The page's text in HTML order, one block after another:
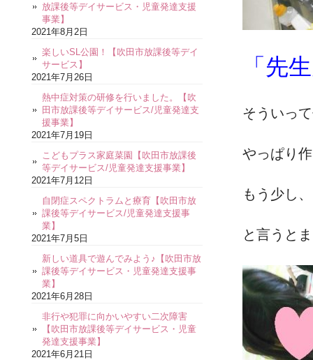
「先
そういっ
やっぱり
もう少し
と言うと
放課後等デイサービス・児童発達支援
事業】
2021年8月2日
楽しいSL公園！【吹田市放課後等デイ
サービス】
2021年7月26日
熱中症対策の研修を行いました。【吹
田市放課後等デイサービス/児童発達支
援事業】
2021年7月19日
こどもプラス家庭菜園【吹田市放課後
等デイサービス/児童発達支援事業】
2021年7月12日
自閉症スペクトラムと療育【吹田市放
課後等デイサービス/児童発達支援事
業】
2021年7月5日
新しい道具で遊んでみよう♪【吹田市放
課後等デイサービス・児童発達支援事
業】
2021年6月28日
非行や犯罪に向かいやすい二次障害
【吹田市放課後等デイサービス・児童
発達支援事業】
2021年6月21日